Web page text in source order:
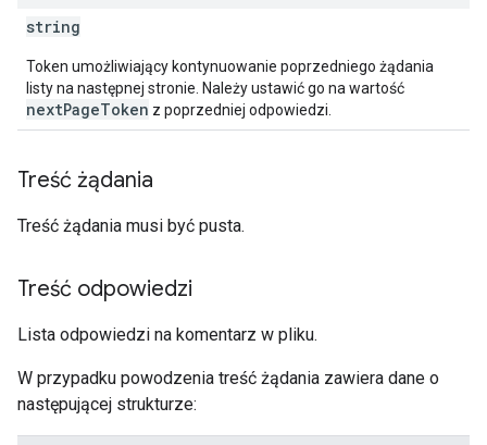
string
Token umożliwiający kontynuowanie poprzedniego żądania
listy na następnej stronie. Należy ustawić go na wartość
nextPageToken z poprzedniej odpowiedzi.
Treść żądania
Treść żądania musi być pusta.
Treść odpowiedzi
Lista odpowiedzi na komentarz w pliku.
W przypadku powodzenia treść żądania zawiera dane o
następującej strukturze: